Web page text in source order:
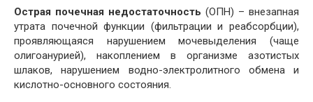
Острая почечная недостаточность (ОПН) – внезапная
утрата почечной функции (фильтрации и реабсорбции),
проявляющаяся нарушением мочевыделения (чаще
олигоанурией), накоплением в организме азотистых
шлаков, нарушением водно-электролитного обмена и
кислотно-основного состояния.